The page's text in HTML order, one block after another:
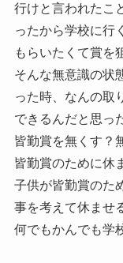
行けと言われたこ
ったから学校に行
もらいたくて賞を
そんな無意識の状
った時、なんの取
できるんだと思っ
皆勤賞を無くす？
皆勤賞のために休
子供が皆勤賞のた
事を考えて休ませ
何でもかんでも学